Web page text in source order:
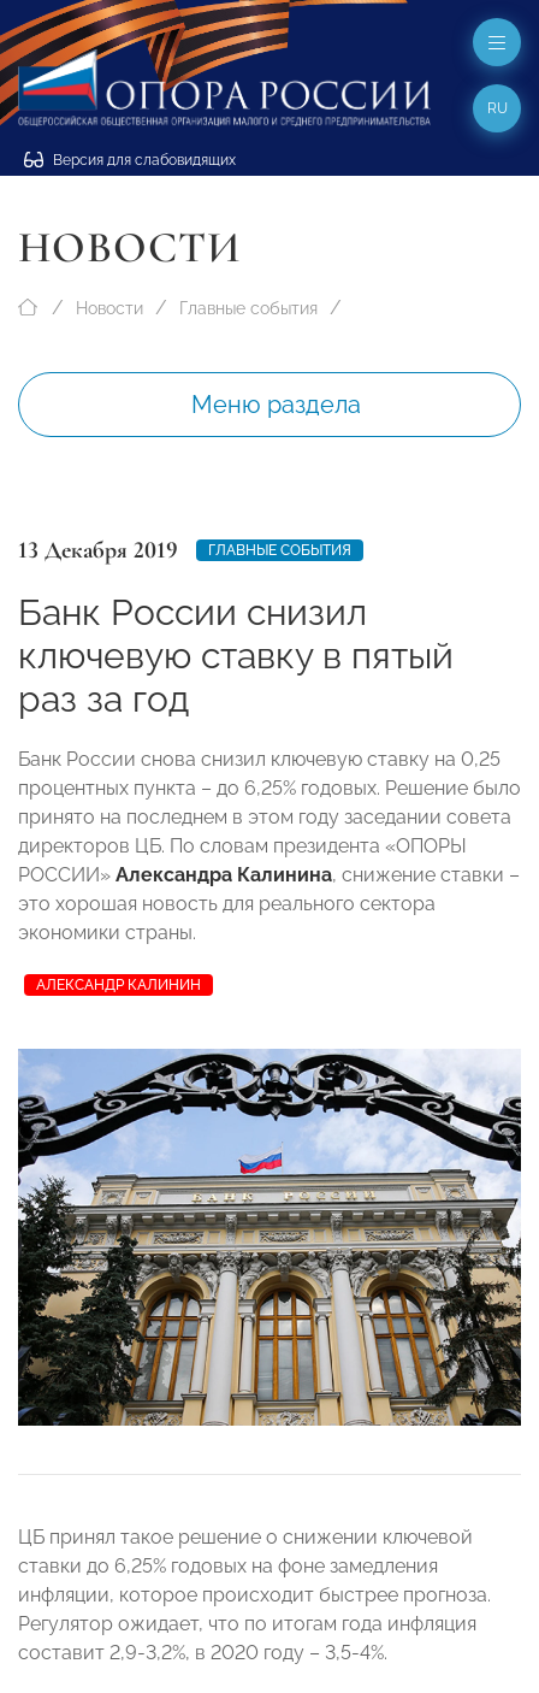
Версия для слабовидящих
RU
НОВОСТИ
Новости Главные события
Меню раздела
13 Декабря 2019 ГЛАВНЫЕ СОБЫТИЯ
Банк России снизил
ключевую ставку в пятый
раз за год
Банк России снова снизил ключевую ставку на 0,25
процентных пункта – до 6,25% годовых. Решение было
принято на последнем в этом году заседании совета
директоров ЦБ. По словам президента «ОПОРЫ
РОССИИ» Александра Калинина, снижение ставки –
это хорошая новость для реального сектора
экономики страны.
АЛЕКСАНДР КАЛИНИН
ЦБ принял такое решение о снижении ключевой
ставки до 6,25% годовых на фоне замедления
инфляции, которое происходит быстрее прогноза.
Регулятор ожидает, что по итогам года инфляция
составит 2,9-3,2%, в 2020 году – 3,5-4%.